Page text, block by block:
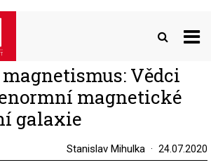
Vědci
magnetické
galaxie
Stanislav Mihulka 24.07.2020